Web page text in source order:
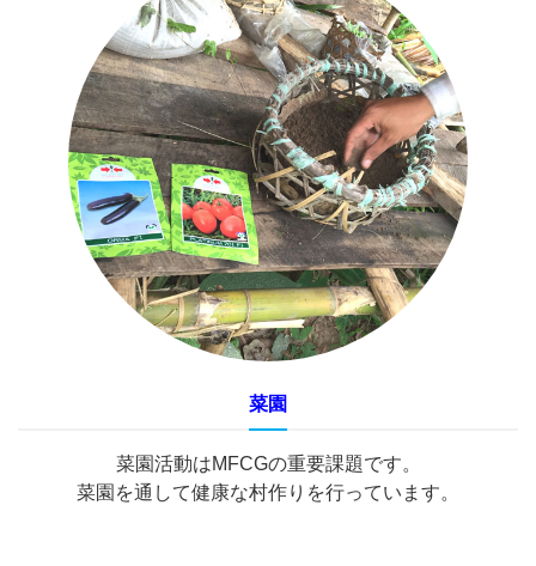
菜園
菜園活動はMFCGの重要課題です。
菜園を通して健康な村作りを行っています。
「医療活動を支える仲間がいます！」
命を救いたい。使命感と連帯感が現地チー